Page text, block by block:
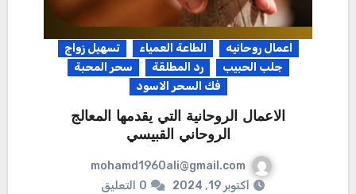
اعمال روحانيه الطاعة العمياء
تسهيل زواج
جلب الحبيب
رد المطلقة
سحر المحبة
فك السحر الاسود
الاعمال الروحانية التي يقدمها المعالج
الروحاني القبيسي
mohamd1960ali@gmail.com
أكتوبر 19, 2024
0 التعليق